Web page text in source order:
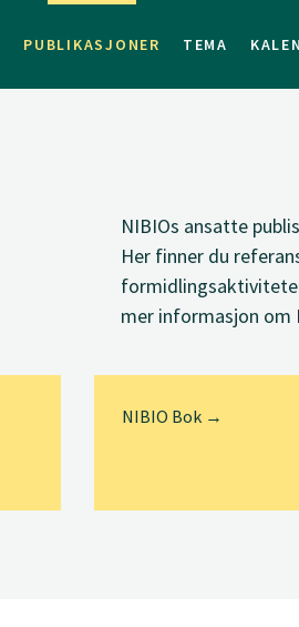
PUBLIKASJONER TEMA
NIBIOs ansatte
Her finner du
mer informasjon om
NIBIO Bok →